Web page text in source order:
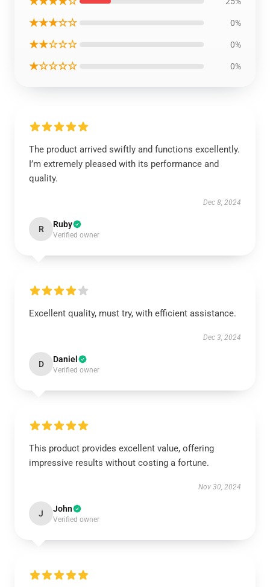
★★★☆☆ 0%
★★☆☆☆ 0%
★☆☆☆☆ 0%
The product arrived swiftly and functions excellently.
I’m extremely pleased with its performance and
quality.
Dec 8, 2024
R Ruby
Verified owner
Excellent quality, must try, with efficient assistance.
Dec 3, 2024
D Daniel
Verified owner
This product provides excellent value, offering
impressive results without costing a fortune.
Nov 30, 2024
J John
Verified owner